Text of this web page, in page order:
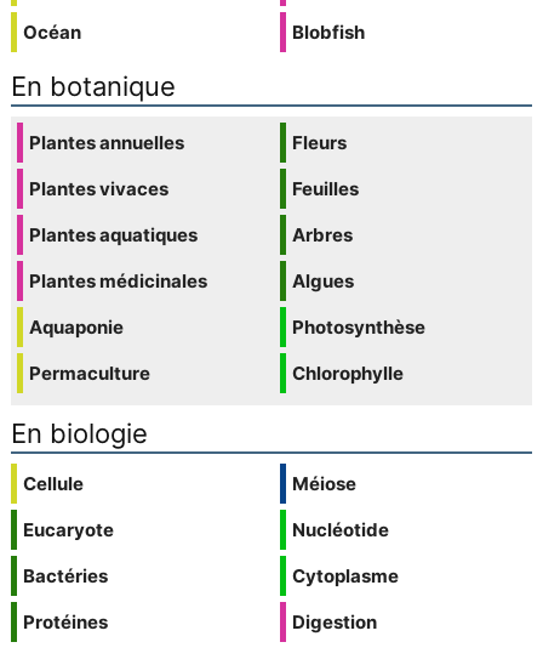
Océan
Blobfish
En botanique
Plantes annuelles
Plantes vivaces
Plantes aquatiques
Plantes médicinales
Aquaponie
Permaculture
Fleurs
Feuilles
Arbres
Algues
Photosynthèse
Chlorophylle
En biologie
Cellule
Eucaryote
Bactéries
Protéines
Méiose
Nucléotide
Cytoplasme
Digestion